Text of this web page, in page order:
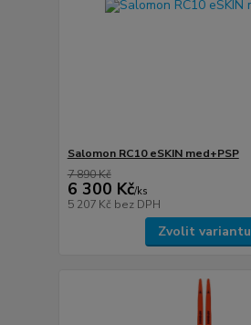
Salomon RC10 eSKIN med+PSP
7 890 Kč
6 300 Kč/ks
5 207 Kč bez DPH
Zvolit variantu